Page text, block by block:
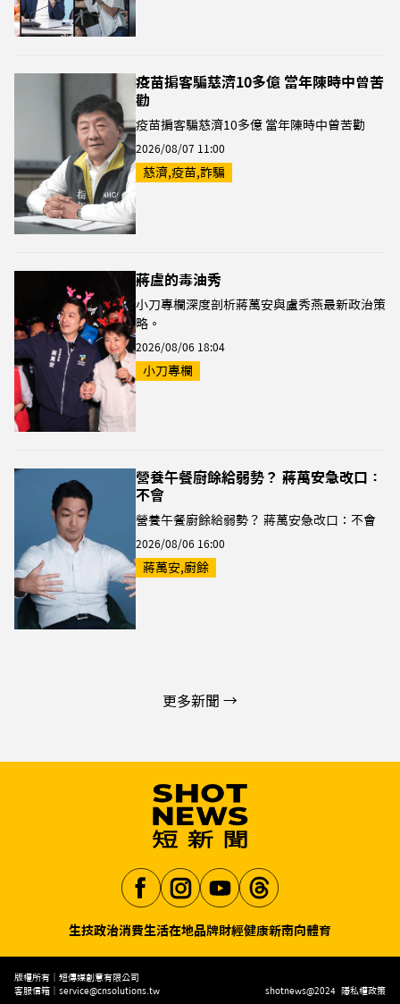
疫苗掮客騙慈濟10多億 當年陳時中曾苦
勸
疫苗掮客騙慈濟10多億 當年陳時中曾苦勸
2026/08/07 11:00
慈濟,疫苗,詐騙
蔣盧的毒油秀
小刀專欄深度剖析蔣萬安與盧秀燕最新政治策
略。
2026/08/06 18:04
小刀專欄
營養午餐廚餘給弱勢？ 蔣萬安急改口：
不會
營養午餐廚餘給弱勢？ 蔣萬安急改口：不會
2026/08/06 16:00
蔣萬安,廚餘
更多新聞 →
Aa
生技政治消費生活在地品牌財經健康新南向體育
版權所有｜短傳媒創意有限公司
客服信箱｜ service@cnsolutions.tw shotnews@2024 隱私權政策